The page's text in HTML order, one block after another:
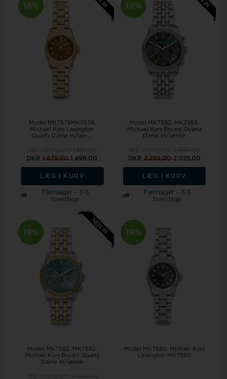
18%
Model MK7578MK7578,
Michael Kors Lexington
Quartz Dame m/læn...
DKR1.675,001.499,00
LÆG I KURV
Fjernlager - 3-5
hverdage
19%
Model MK7583
MK7583,
Michael Kors Bryant Quartz
Dame m/lænke
DKR 2.250,002.025,00
LÆG I KURV
Fjernlager - 3-5
hverdage
19%
Model MK7582
MK7582,
Michael Kors Bryant Quartz
Dame m/lænke
19%
Model MK7580
Michael Kors
Lexington MK7580